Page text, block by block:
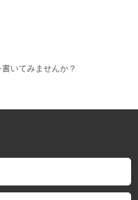
いてみませんか？